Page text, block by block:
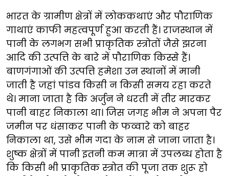
भारत के ग्रामीण क्षेत्रों में लोककथाएं और पौराणिक
गाथाएं काफी महत्वपूर्ण हुआ करती हैं। राजस्थान में
पानी के लगभग सभी प्राकृतिक स्त्रोतों जैसे झरना
आदि की उत्पत्ति के बारे में पौराणिक किस्से हैं।
बाणगंगाओं की उत्पत्ति हमेशा उन स्थानों में मानी
जाती है जहां पांडव किसी न किसी समय रहा करते
थे। माना जाता है कि अर्जुन ने धरती में तीर मारकर
पानी बाहर निकाला था। जिस जगह भीम ने अपना पैर
जमीन पर धंसाकर पानी के फव्वारे को बाहर
निकाला था, उसे भीम गदा के नाम से जाना जाता है।
शुष्क क्षेत्रों में पानी इतनी कम मात्रा में उपलब्ध होता है
कि किसी भी प्राकृतिक स्त्रोत की पूजा तक शुरू हो